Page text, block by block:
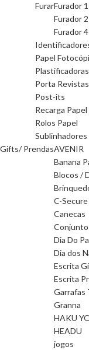
FurarFurador
Furador
Furador
Papel
Porta Revistas
Post-its
Recarga Papel
Rolos Papel
Sublinhadores
Gifts/ PrendasAVENIR
Banana
Blocos /
C-Secure
Canecas
Dia Do
Dia dos
Escrita
Escrita
Garrafas
Granna
HAKU
HEADU
jogos